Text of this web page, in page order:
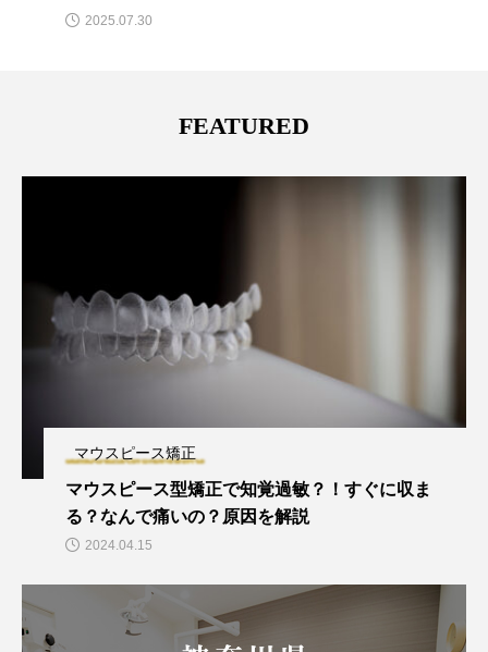
2025.07.30
FEATURED
マウスピース矯正
マウスピース型矯正で知覚過敏？！すぐに収ま
る？なんで痛いの？原因を解説
2024.04.15